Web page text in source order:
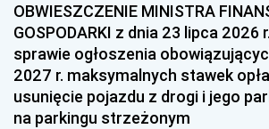
OBWIESZCZENIE MINISTRA
GOSPODARKI z dnia 23 lipca 2026
sprawie ogłoszenia
2027 r. maksymalnych stawek
usunięcie pojazdu z drogi i jego
na parkingu strzeżonym